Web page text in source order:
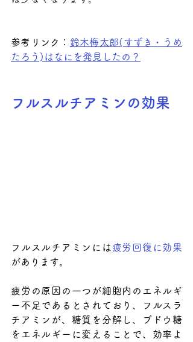
参考リンク： 鈴木梅太郎(すずき・うめ
たろう)はなにを発見したの？
フルスルチアミンの効果
フルスルチアミンには 疲労回復に効果
があります。
疲労の原因の一つが細胞内のエネルギ
ー不足であるとされており、フルスラ
チアミンが、糖質を分解し、ブドウ糖
をエネルギーに変えることで、効率よ